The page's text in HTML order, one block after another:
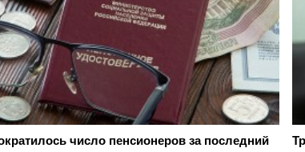
число пенсионеров за последний